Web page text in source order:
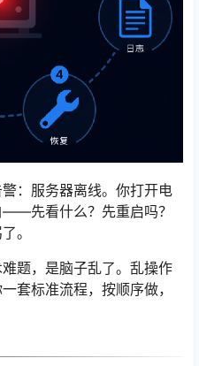
：服务器离线。你打开电
先看什么？先重启吗？
。
题，是脑子乱了。乱操作
套标准流程，按顺序做，